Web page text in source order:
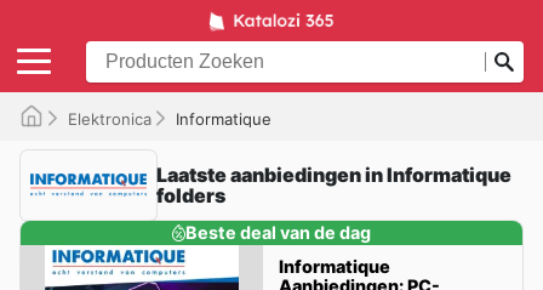
Elektronica Informatique
Laatste aanbiedingen in Informatique
folders
Beste deal van de dag
Informatique
Aanbiedingen: PC-